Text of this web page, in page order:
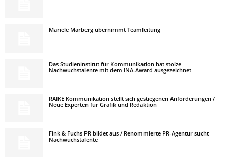
Mariele Marberg übernimmt Teamleitung
Das Studieninstitut für Kommunikation hat stolze
Nachwuchstalente mit dem INA-Award ausgezeichnet
RAIKE Kommunikation stellt sich gestiegenen Anforderungen /
Neue Experten für Grafik und Redaktion
Fink & Fuchs PR bildet aus / Renommierte PR-Agentur sucht
Nachwuchstalente